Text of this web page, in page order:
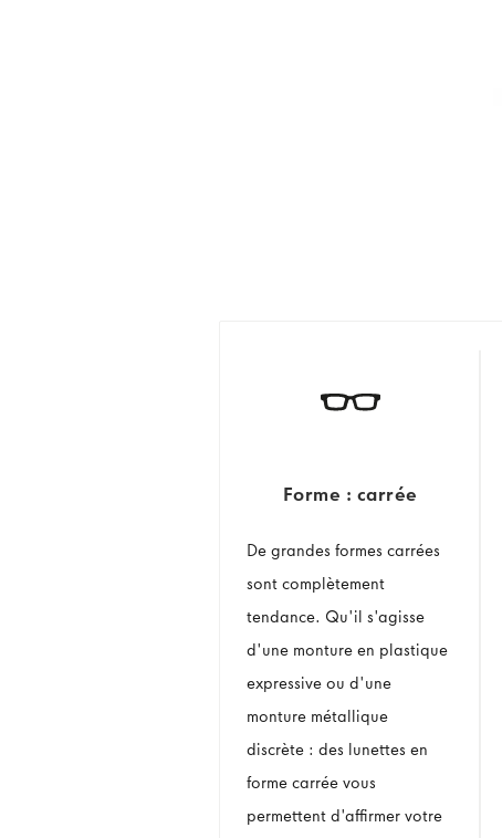
Forme : carrée
De grandes formes carrées
sont complètement
tendance. Qu'il s'agisse
d'une monture en plastique
expressive ou d'une
monture métallique
discrète : des lunettes en
forme carrée vous
permettent d'affirmer votre